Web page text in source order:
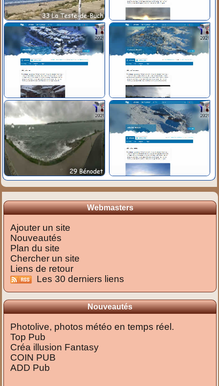
Webmasters
Ajouter un site
Nouveautés
Plan du site
Chercher un site
Liens de retour
Les 30 derniers liens
Nouveautés
Photolive, photos météo en temps réel.
Top Pub
Créa illusion Fantasy
COIN PUB
ADD Pub